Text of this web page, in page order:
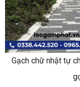
Gạch chữ nhật tự